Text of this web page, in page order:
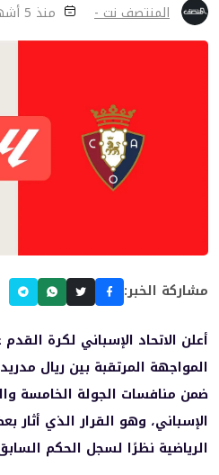
المنتصف نت - منذ 5 أشهر
مشاركة الخبر:
أعلن الاتحاد الإسباني لكرة
المواجهة المرتقبة بين ريال
ضمن منافسات الجولة الخامسة
الإسباني، وهو القرار الذي
الرياضية نظرًا لسجل الحكم